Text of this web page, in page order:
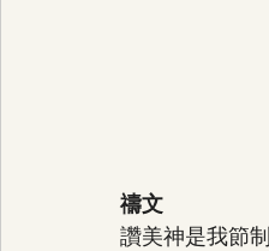
禱文
讚美神是我節